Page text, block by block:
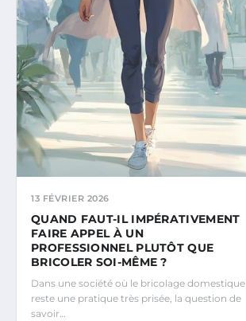
13 FÉVRIER 2026
QUAND FAUT-IL IMPÉRATIVEMENT
FAIRE APPEL À UN
PROFESSIONNEL PLUTÔT QUE
BRICOLER SOI-MÊME ?
Dans une société où le bricolage domestique
reste une pratique très prisée, la question de
savoir…